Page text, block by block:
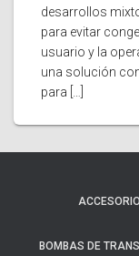
desarrollos
para evitar
usuario y la
una solución
para […]
BOMBAS DE